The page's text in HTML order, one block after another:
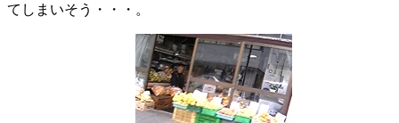
てしまいそう・・・。